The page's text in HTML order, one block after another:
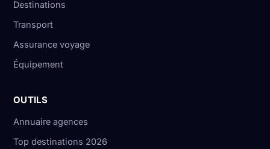
Destinations
Transport
Assurance voyage
Équipement
OUTILS
Annuaire agences
Top destinations 2026